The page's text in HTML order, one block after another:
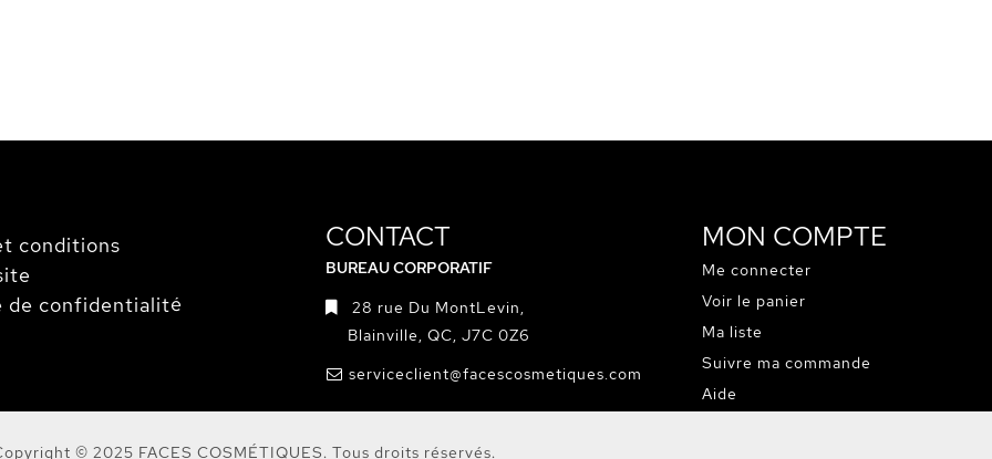
conditions
de confidentialité
CONTACT
BUREAU CORPORATIF
28 rue Du MontLevin,
Blainville, QC, J7C 0Z6
serviceclient@facescosmetiques.com
MON COMPTE
Me connecter
Voir le panier
Ma liste
Suivre ma commande
Aide
© 2025 FACES COSMÉTIQUES. Tous droits réservés.